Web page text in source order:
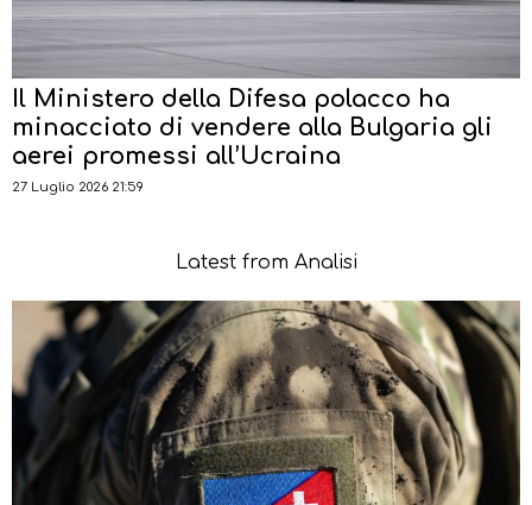
Il Ministero della Difesa polacco ha
minacciato di vendere alla Bulgaria gli
aerei promessi all’Ucraina
27 Luglio 2026 21:59
Latest from Analisi